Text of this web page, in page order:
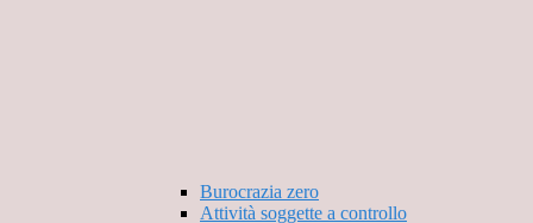
Burocrazia zero
Attività soggette a controllo